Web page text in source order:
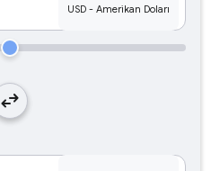
swap_horiz